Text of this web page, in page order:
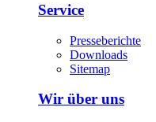
Service
Presseberichte
Downloads
Sitemap
Wir über uns